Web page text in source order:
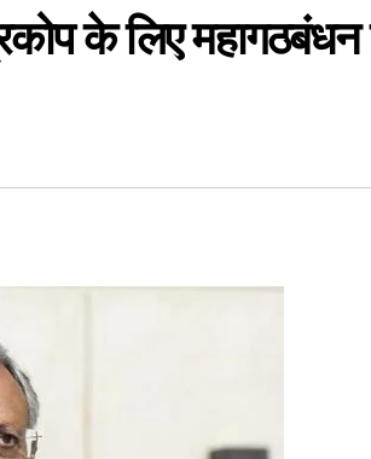
के लिए महागठबंधन